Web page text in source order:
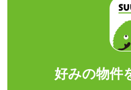
好みの物件